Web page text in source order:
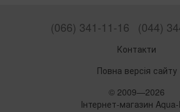
(066) 341-11-16 (044)
Контакти
Повна версія сайту
© 2009—2026
Інтернет-магазин